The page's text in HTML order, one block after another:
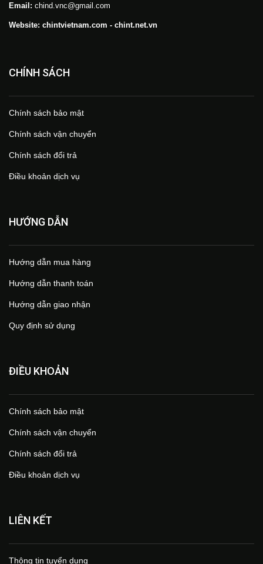
Email: chind.vnc@gmail.com
Website: chintvietnam.com - chint.net.vn
CHÍNH SÁCH
Chính sách bảo mật
Chính sách vận chuyển
Chính sách đổi trả
Điều khoản dịch vụ
HƯỚNG DẪN
Hướng dẫn mua hàng
Hướng dẫn thanh toán
Hướng dẫn giao nhận
Quy định sử dụng
ĐIỀU KHOẢN
Chính sách bảo mật
Chính sách vận chuyển
Chính sách đổi trả
Điều khoản dịch vụ
LIÊN KẾT
Thông tin tuyển dụng